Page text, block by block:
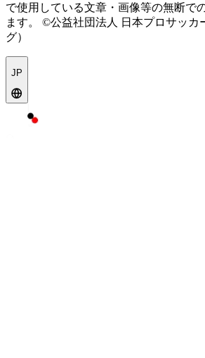
で使用している文章・画像等の無断で
ます。
©公益社団法人 日本プロサッカ
グ）
JP